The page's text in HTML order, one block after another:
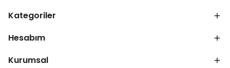
Kategoriler
Hesabım
Kurumsal